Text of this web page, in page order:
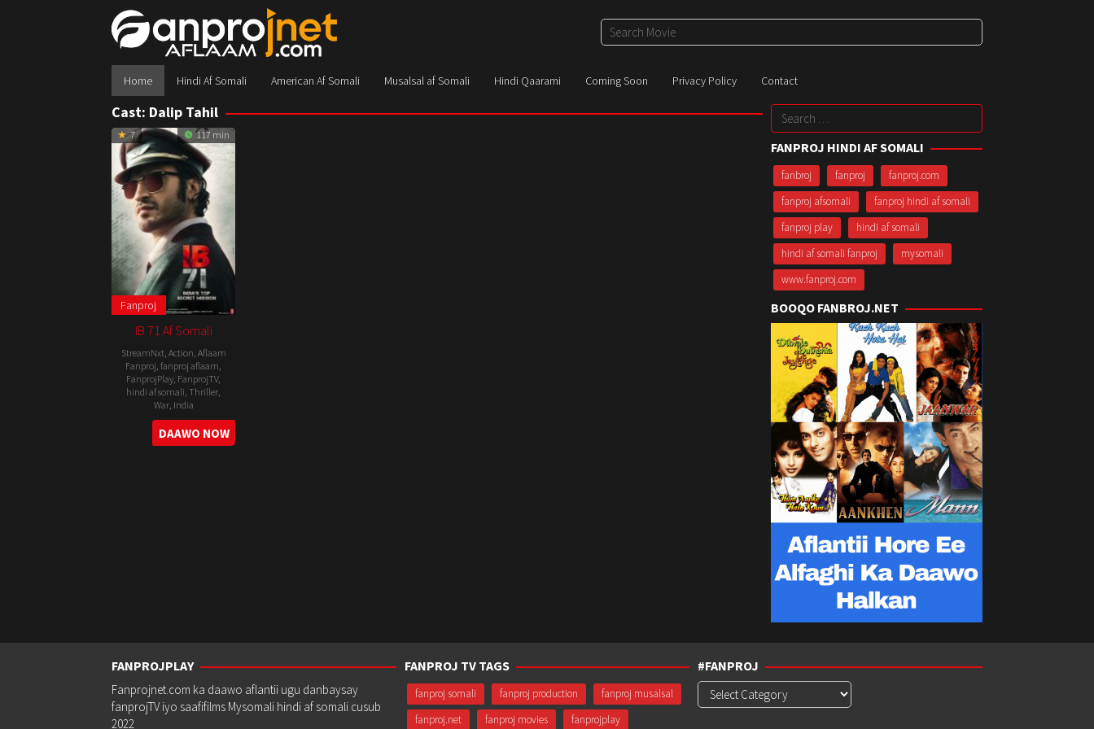
Home Hindi Af Somali American Af Somali Musalsal af Somali Hindi Qaarami Coming Soon Privacy Policy Contact
Cast: Dalip Tahil
7 117 min
Fanproj
IB 71 Af Somali
StreamNxt, Action, Aflaam
Fanproj, fanproj aflaam,
FanprojPlay, FanprojTV,
hindi af somali, Thriller,
War, India
12
May
Sankalp
Reddy
DAAWO NOW
Search
for:
FANPROJ HINDI AF SOMALI
fanbroj fanproj
fanproj.com
fanproj afsomali
fanproj hindi af somali
fanproj play
hindi af somali
hindi af somali fanproj
mysomali
www.fanproj.com
BOOQO FANBROJ.NET
FANPROJPLAY
Fanprojnet.com ka daawo aflantii ugu danbaysay
fanprojTV iyo saafifilms Mysomali hindi af somali cusub
2022
FANPROJ TV TAGS
fanproj somali fanproj production
fanproj musalsal
fanproj.net
fanproj movies fanprojplay
#FANPROJ
#Fanproj